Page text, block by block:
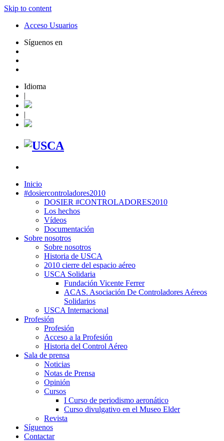
Skip to content
Acceso Usuarios
Síguenos en
Idioma
|
|
Inicio
#dosiercontroladores2010
DOSIER #CONTROLADORES2010
Los hechos
Vídeos
Documentación
Sobre nosotros
Sobre nosotros
Historia de USCA
2010 cierre del espacio aéreo
USCA Solidaria
Fundación Vicente Ferrer
ACAS. Asociación De Controladores Aéreos
Solidarios
USCA Internacional
Profesión
Profesión
Acceso a la Profesión
Historia del Control Aéreo
Sala de prensa
Noticias
Notas de Prensa
Opinión
Cursos
I Curso de periodismo aeronático
Curso divulgativo en el Museo Elder
Revista
Síguenos
Contactar